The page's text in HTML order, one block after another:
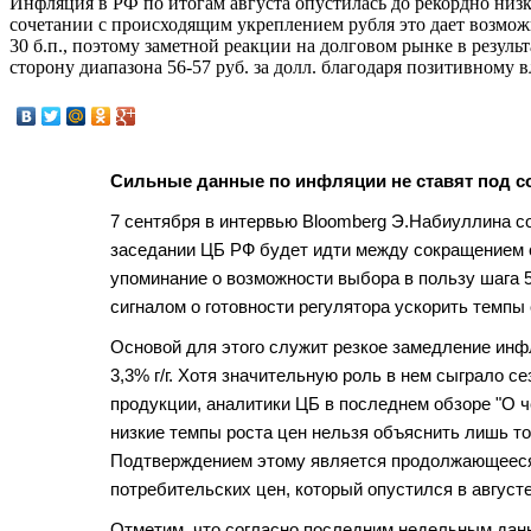
сочетании с происходящим укреплением рубля это дает
30 б.п., поэтому заметной реакции на долговом рынке в
сторону диапазона 56-57 руб. за долл. благодаря
Сильные данные по инфляции не ставят под
7 сентября в интервью Bloomberg Э.Набиуллина
заседании ЦБ РФ будет идти между сокращением
упоминание о возможности выбора в пользу
сигналом о готовности регулятора ускорить
Основой для этого служит резкое замедление
3,3% г/г. Хотя значительную роль в нем сыграло
продукции, аналитики ЦБ в последнем обзоре "О
низкие темпы роста цен нельзя объяснить лишь
Подтверждением этому является
потребительских цен, который опустился в